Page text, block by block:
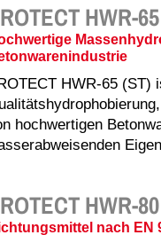
HWR-
HWR-65 (ST)
hochwertigen
HWR-
nach EN